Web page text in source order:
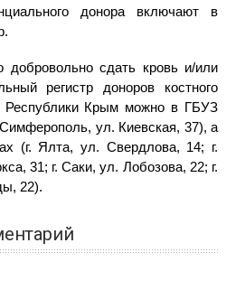
донора включают в
добровольно сдать кровь и/или
регистр доноров костного
Республики Крым можно в ГБУЗ
ул. Киевская, 37), а
(г. Ялта, ул. Свердлова, 14; г.
31; г. Саки, ул. Лобозова, 22; г.
22).